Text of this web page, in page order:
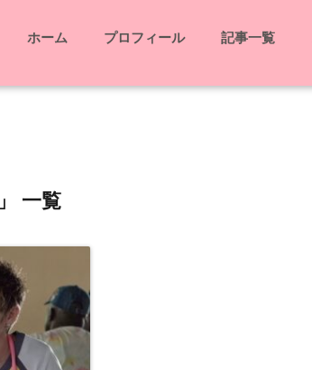
ホーム プロフィール 記事一覧
一覧